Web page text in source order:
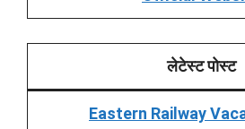
लेटेस्ट पोस्ट
Eastern Railway